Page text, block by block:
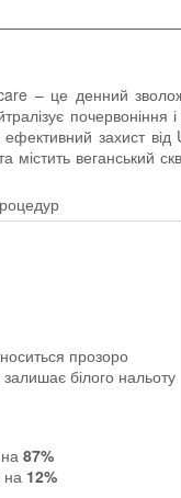
– це денний
почервоніння
захист від
веганський
прозоро
білого нальоту
87%
на 12%